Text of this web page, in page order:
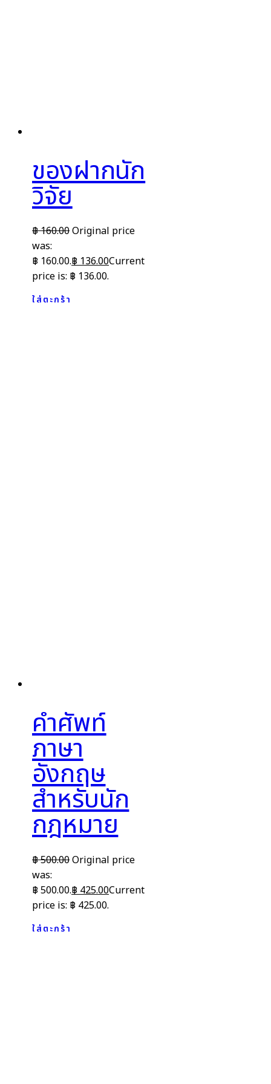
ของฝากนัก
วิจัย
฿160.00Original price
was:
฿ 160.00.฿136.00Current
price is: ฿ 136.00.
ใส่ตะกร้า
คำศัพท์
ภาษา
อังกฤษ
สำหรับนัก
กฎหมาย
฿500.00Original price
was:
฿ 500.00.฿ 425.00Current
price is: ฿ 425.00.
ใส่ตะกร้า